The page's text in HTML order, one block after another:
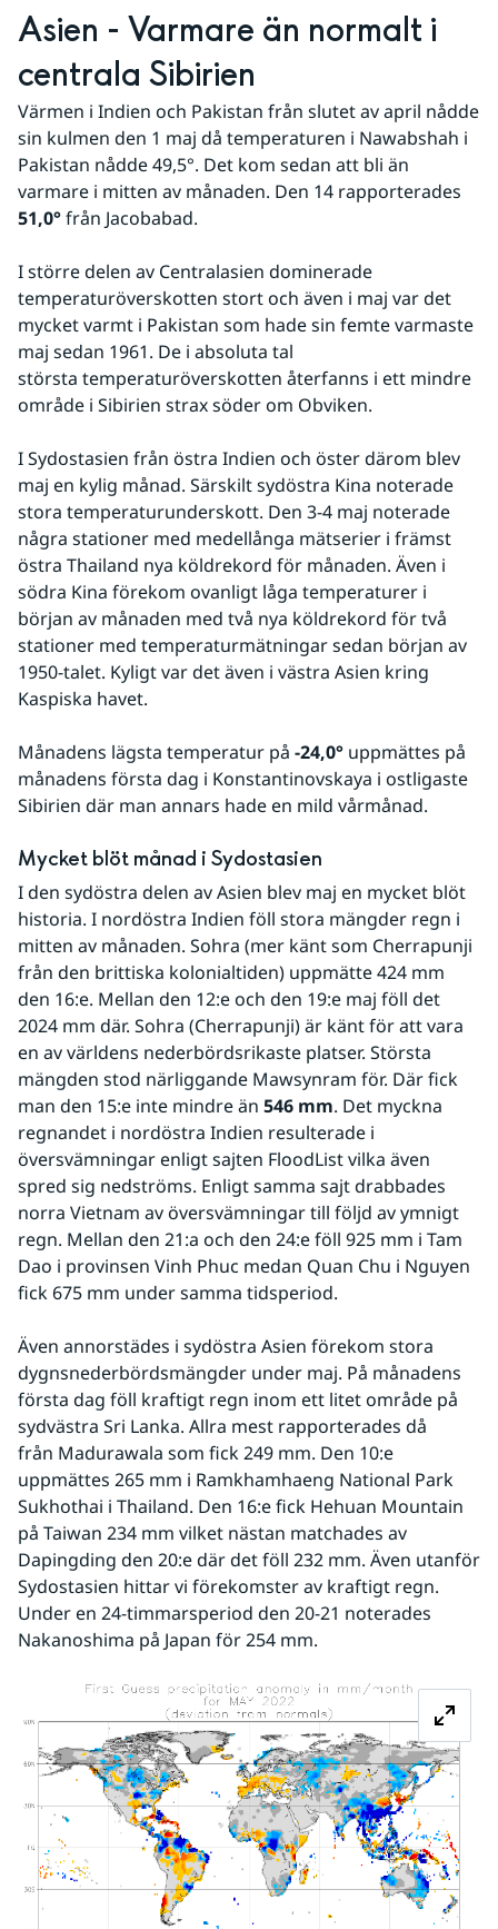
Asien - Varmare än normalt i
centrala Sibirien
Värmen i Indien och Pakistan från slutet av april nådde
sin kulmen den 1 maj då temperaturen i Nawabshah i
Pakistan nådde 49,5°. Det kom sedan att bli än
51,0° från Jacobabad.
I större delen av Centralasien dominerade
temperaturöverskotten stort och även i maj var det
mycket varmt i Pakistan som hade sin femte varmaste
maj sedan 1961. De i absoluta tal
största temperaturöverskotten återfanns i ett mindre
område i Sibirien strax söder om Obviken.
I Sydostasien från östra Indien och öster därom blev
maj en kylig månad. Särskilt sydöstra Kina noterade
stora temperaturunderskott. Den 3-4 maj noterade
några stationer med medellånga mätserier i främst
östra Thailand nya köldrekord för månaden. Även i
södra Kina förekom ovanligt låga temperaturer i
början av månaden med två nya köldrekord för två
stationer med temperaturmätningar sedan början av
1950-talet. Kyligt var det även i västra Asien kring
Kaspiska havet.
Månadens lägsta temperatur på -24,0° uppmättes på
månadens första dag i Konstantinovskaya i ostligaste
Sibirien där man annars hade en mild vårmånad.
Mycket blöt månad i Sydostasien
I den sydöstra delen av Asien blev maj en mycket blöt
historia. I nordöstra Indien föll stora mängder regn i
mitten av månaden. Sohra (mer känt som Cherrapunji
från den brittiska kolonialtiden) uppmätte 424 mm
den 16:e. Mellan den 12:e och den 19:e maj föll det
2024 mm där. Sohra (Cherrapunji) är känt för att vara
en av världens nederbördsrikaste platser. Största
mängden stod närliggande Mawsynram för. Där fick
man den 15:e inte mindre än 546 mm. Det myckna
regnandet i nordöstra Indien resulterade i
översvämningar enligt sajten FloodList vilka även
spred sig nedströms. Enligt samma sajt drabbades
norra Vietnam av översvämningar till följd av ymnigt
regn. Mellan den 21:a och den 24:e föll 925 mm i Tam
Dao i provinsen Vinh Phuc medan Quan Chu i Nguyen
fick 675 mm under samma tidsperiod.
Även annorstädes i sydöstra Asien förekom stora
dygnsnederbördsmängder under maj. På månadens
första dag föll kraftigt regn inom ett litet område på
sydvästra Sri Lanka. Allra mest rapporterades då
från Madurawala som fick 249 mm. Den 10:e
uppmättes 265 mm i Ramkhamhaeng National Park
Sukhothai i Thailand. Den 16:e fick Hehuan Mountain
på Taiwan 234 mm vilket nästan matchades av
Dapingding den 20:e där det föll 232 mm. Även utanför
Sydostasien hittar vi förekomster av kraftigt regn.
Under en 24-timmarsperiod den 20-21 noterades
Nakanoshima på Japan för 254 mm.